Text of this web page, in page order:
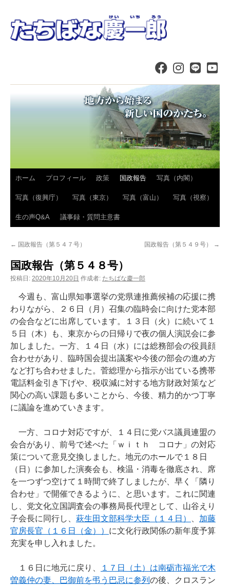
コ
ン
テ
へ
ス
キ
ッ
ホーム プロフィール 政策 国政報告 写真（内閣）
写真（復興庁） 写真（東京） 写真（富山） 写真（視察）
生の声Q&A 議事録・質問主意書
← 国政報告（第５４７号） 国政報告（第５４９号） →
国政報告（第５４８号）
投稿日: 2020年10月20日 作成者: たちばな慶一郎
今週も、富山県知事選挙の党県連推薦候補の応援に携
わりながら、２６日（月）召集の臨時会に向けた党本部
の会合などに出席しています。１３日（火）に続いて１
５日（木）も、東京からの日帰りで夜の個人演説会に参
加しました。一方、１４日（水）には総務部会の役員顔
合わせがあり、臨時国会提出議案や今後の部会の進め方
など打ち合わせました。菅総理から指示が出ている携帯
電話料金引き下げや、税収減に対する地方財政対策など
関心の高い課題も多いことから、今後、精力的かつ丁寧
に議論を進めていきます。
一方、コロナ対応ですが、１４日に党バス議員連盟の
会合があり、前号で述べた「ｗｉｔｈ コロナ」の対応
策について意見交換しました。地元のホールで１８日
（日）に参加した演奏会も、検温・消毒を徹底され、席
を一つずつ空けて１時間で終了しましたが、早く「隣り
合わせ」で開催できるように、と思います。これに関連
し、党文化立国調査会の事務局長代理として、山谷えり
子会長に同行し、 萩生田文部科学大臣（１４日）
加藤
官房長官（１６日（金）） に文化行政関係の新年度予算
充実を申し入れました。
１６日に地元に戻り、
１７日（土）は南砺市福光で木
曽義仲の妻、巴御前を弔う巴忌に参列 の後、クロスラン